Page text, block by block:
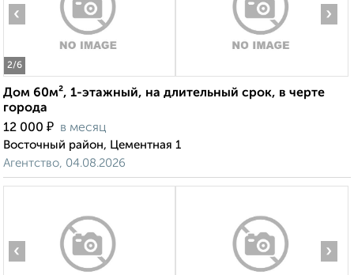
2/6
‹ ›
Дом 60м², 1-этажный, на длительный срок, в черте
города
12 000 ₽ в месяц
Восточный район, Цементная 1
Агентство, 04.08.2026
‹ ›